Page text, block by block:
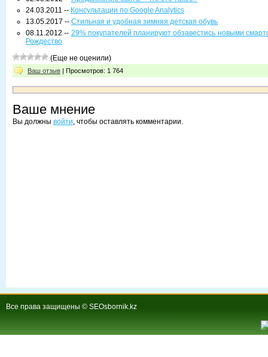
24.03.2011 -- Консультации по Google Analytics
13.05.2017 -- Стильная и удобная зимняя детская обувь
08.11.2012 -- 29% покупателей планируют обзавестись новыми
Рождество
(Еще не оценили)
Ваш отзыв | Просмотров: 1 764
Ваше мнение
Вы должны войти, чтобы оставлять комментарии.
Все права защищены © SEOsbornik.kz